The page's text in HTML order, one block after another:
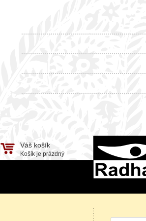
Váš košík
Košík je prázdný